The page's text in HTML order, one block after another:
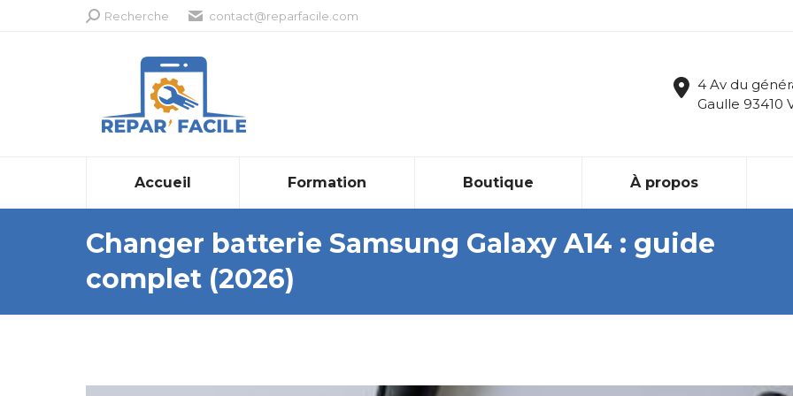
Recherche
Recherche contact@reparfacile.com
4 Av du
Gaulle 93410
Accueil Formation Boutique À propos
Changer batterie Samsung Galaxy A14 : guide
complet (2026)